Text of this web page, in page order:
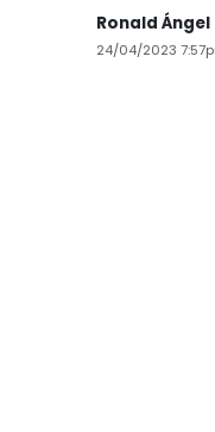
Ronald Ángel
24/04/2023